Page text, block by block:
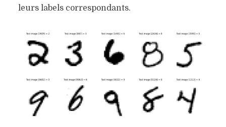
leurs labels correspondants.